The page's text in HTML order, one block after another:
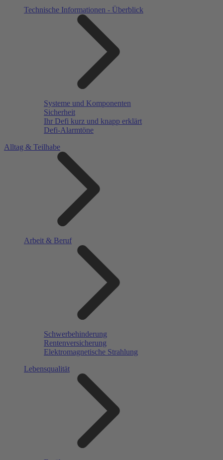
Technische Informationen - Überblick
Systeme und Komponenten
Sicherheit
Ihr Defi kurz und knapp erklärt
Defi-Alarmtöne
Alltag & Teilhabe
Arbeit & Beruf
Schwerbehinderung
Rentenversicherung
Elektromagnetische Strahlung
Lebensqualität